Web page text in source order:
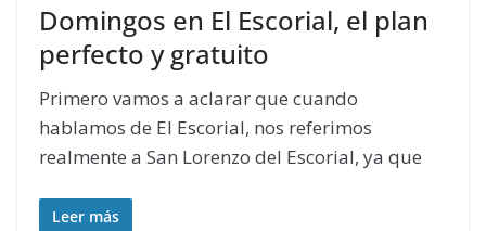
Domingos en El Escorial, el plan
perfecto y gratuito
Primero vamos a aclarar que cuando
hablamos de El Escorial, nos referimos
realmente a San Lorenzo del Escorial, ya que
Leer más